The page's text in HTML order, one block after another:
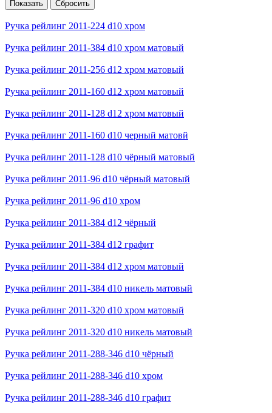
Ручка рейлинг 2011-224 d10 хром
Ручка рейлинг 2011-384 d10 хром матовый
Ручка рейлинг 2011-256 d12 хром матовый
Ручка рейлинг 2011-160 d12 хром матовый
Ручка рейлинг 2011-128 d12 хром матовый
Ручка рейлинг 2011-160 d10 черный матовй
Ручка рейлинг 2011-128 d10 чёрный матовый
Ручка рейлинг 2011-96 d10 чёрный матовый
Ручка рейлинг 2011-96 d10 хром
Ручка рейлинг 2011-384 d12 чёрный
Ручка рейлинг 2011-384 d12 графит
Ручка рейлинг 2011-384 d12 хром матовый
Ручка рейлинг 2011-384 d10 никель матовый
Ручка рейлинг 2011-320 d10 хром матовый
Ручка рейлинг 2011-320 d10 никель матовый
Ручка рейлинг 2011-288-346 d10 чёрный
Ручка рейлинг 2011-288-346 d10 хром
Ручка рейлинг 2011-288-346 d10 графит